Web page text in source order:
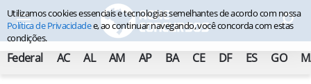
Federal AC AL AM AP BA CE DF ES GO
Utilizamos cookies essenciais e tecnologias semelhantes de acordo com nossa
Política de Privacidadee, ao continuar navegando, você concorda com estas
condições.